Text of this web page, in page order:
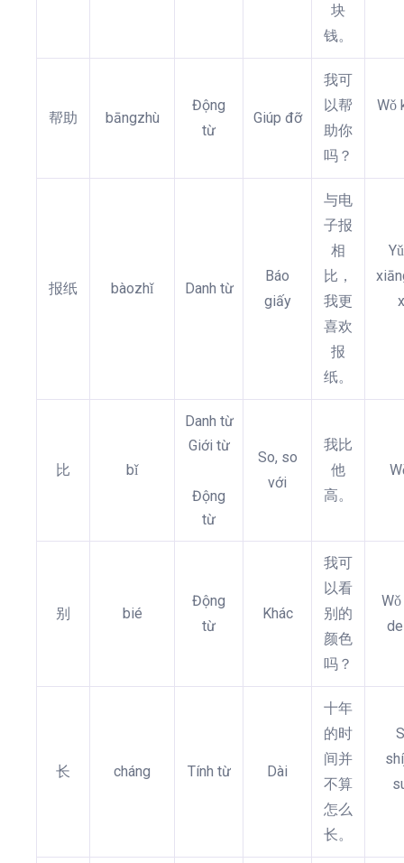
块
钱。
帮助 bāngzhù
Động
từ
Giúp đỡ
我可
以帮
助你
吗？
Wǒ
报纸 bàozhǐ Danh từ
Báo
giấy
与电
子报
相
比，
我更
喜欢
报
纸。
比 bǐ
Danh từ
Giới từ
Động
từ
So, so
với
我比
他
高。
别 bié
Động
từ
Khác
我可
以看
别的
颜色
吗？
长 cháng Tính từ Dài
十年
的时
间并
不算
怎么
长。